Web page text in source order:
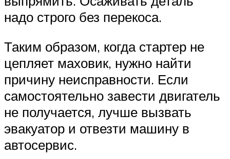
надо строго без перекоса.
Таким образом, когда стартер не
цепляет маховик, нужно найти
причину неисправности. Если
самостоятельно завести двигатель
не получается, лучше вызвать
эвакуатор и отвезти машину в
автосервис.